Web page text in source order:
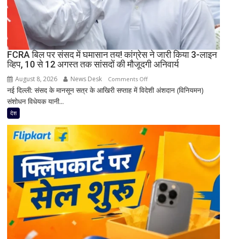
घायल
FCRA बिल पर संसद में घमासान तय! कांग्रेस ने जारी किया 3-लाइन
व्हिप, 10 से 12 अगस्त तक सांसदों की मौजूदगी अनिवार्य
August 8, 2026 News Desk Comments Offon
FCRA
में
घमासान
कांग्रेस
ने
जारी
किया
3-
लाइन
व्हिप,
नई दिल्ली: संसद के मानसून सत्र के आखिरी सप्ताह में विदेशी अंशदान (विनियमन)
संशोधन विधेयक यानी...
देश